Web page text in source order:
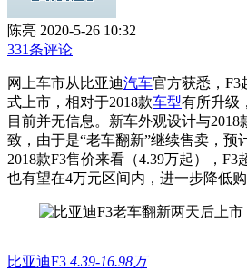
陈亮 2020-5-26 10:32
331条评论
网上车市从比亚迪汽车官方获悉，F3
式上市，相对于2018款车型有所升级
目前并无信息。新车外观设计与2018
致，由于是“老车翻新”继续售卖，预
2018款F3售价来看（4.39万起），
也有望在4万元区间内，进一步降低购
比亚迪F3 4.39-16.98万